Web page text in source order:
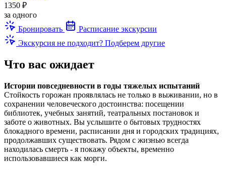
1350 ₽
за одного
Бронировать
Расписание экскурсии
Экскурсия не подходит? Подберем другие
Что вас ожидает
Истории повседневности в годы тяжелых испытаний
Стойкость горожан проявлялась не только в выживании, но в
сохранении человеческого достоинства: посещении
библиотек, учебных занятий, театральных постановок и
заботе о животных. Вы услышите о бытовых трудностях
блокадного времени, расписании дня и городских традициях,
продолжавших существовать. Рядом с жизнью всегда
находилась смерть - я покажу объекты, временно
использовавшиеся как морги.